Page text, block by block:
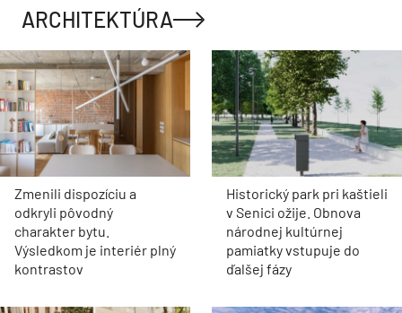
ARCHITEKTÚRA
Zmenili dispozíciu a
odkryli pôvodný
charakter bytu.
Výsledkom je interiér plný
kontrastov
Historický park pri kaštieli
v Senici ožije. Obnova
národnej kultúrnej
pamiatky vstupuje do
ďalšej fázy